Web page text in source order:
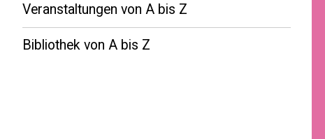
Veranstaltungen von A bis Z
Bibliothek von A bis Z